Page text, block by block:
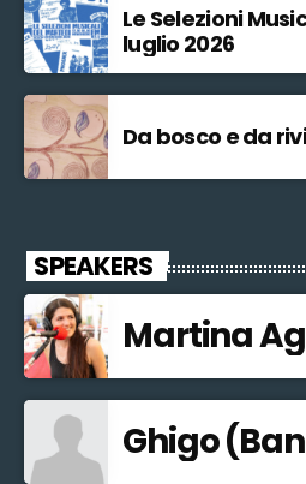
Le Selezioni
luglio 2026
Da bosco e da
SPEAKERS
Martina
Ghigo